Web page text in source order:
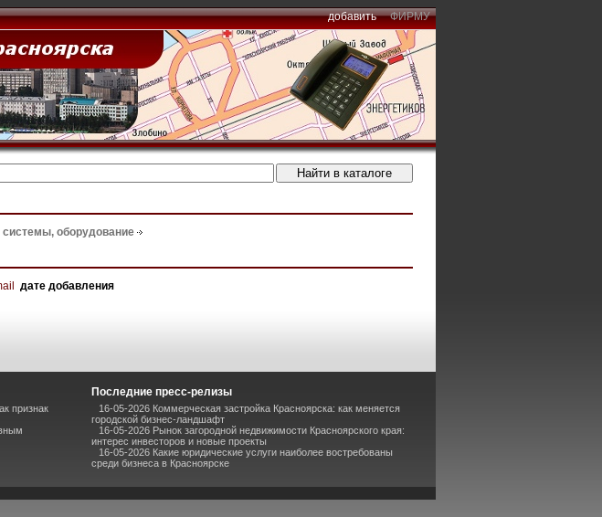
добавить ФИРМУ
оборудование
дате добавления
признак
Последние пресс-релизы
16-05-2026 Коммерческая застройка Красноярска: как меняется
городской бизнес-ландшафт
16-05-2026 Рынок загородной недвижимости Красноярского края:
интерес инвесторов и новые проекты
16-05-2026 Какие юридические услуги наиболее востребованы
среди бизнеса в Красноярске